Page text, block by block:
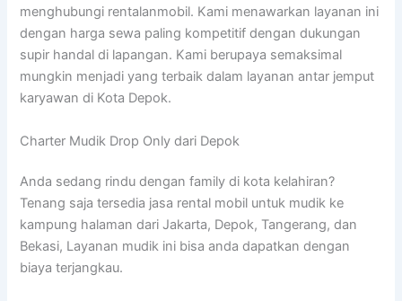
menghubungi rentalanmobil. Kami menawarkan layanan ini
dengan harga sewa paling kompetitif dengan dukungan
supir handal di lapangan. Kami berupaya semaksimal
mungkin menjadi yang terbaik dalam layanan antar jemput
karyawan di Kota Depok.
Charter Mudik Drop Only dari Depok
Anda sedang rindu dengan family di kota kelahiran?
Tenang saja tersedia jasa rental mobil untuk mudik ke
kampung halaman dari Jakarta, Depok, Tangerang, dan
Bekasi, Layanan mudik ini bisa anda dapatkan dengan
biaya terjangkau.